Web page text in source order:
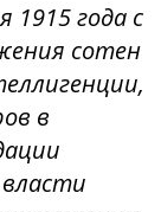
1915 года с
сотен
в